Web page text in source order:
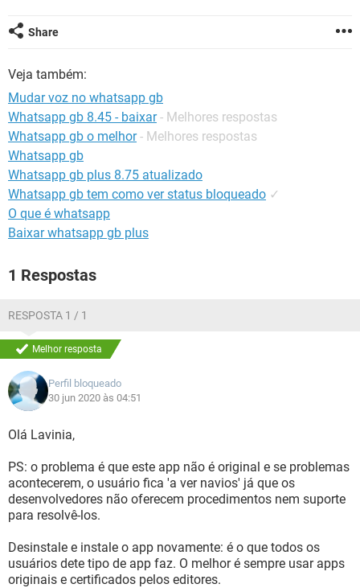
Share
Veja também:
Mudar voz no whatsapp gb
Whatsapp gb 8.45 - baixar - Melhores respostas
Whatsapp gb o melhor - Melhores respostas
Whatsapp gb
Whatsapp gb plus 8.75 atualizado
Whatsapp gb tem como ver status bloqueado ✓
O que é whatsapp
Baixar whatsapp gb plus
1 Respostas
RESPOSTA 1 / 1
Melhor resposta
Perfil bloqueado
30 jun 2020 às 04:51
Olá Lavinia,
PS: o problema é que este app não é original e se problemas
acontecerem, o usuário fica 'a ver navios' já que os
desenvolvedores não oferecem procedimentos nem suporte
para resolvê-los.
Desinstale e instale o app novamente: é o que todos os
usuários dete tipo de app faz. O melhor é sempre usar apps
originais e certificados pelos editores.